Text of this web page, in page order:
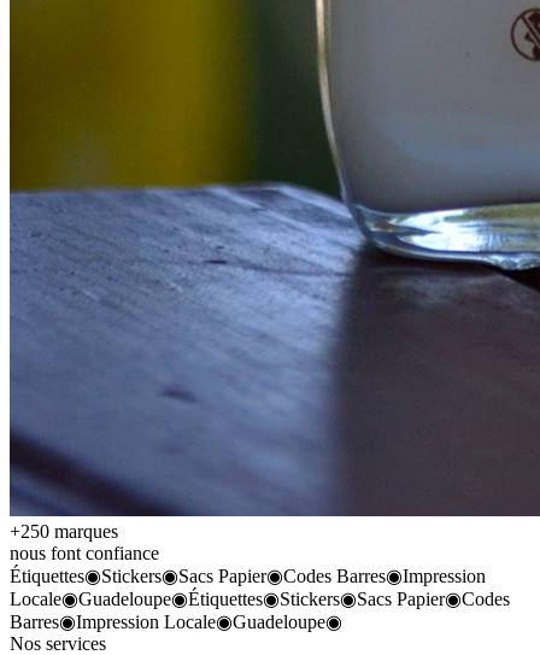
+250 marques
nous font confiance
Étiquettes◉Stickers◉Sacs Papier◉Codes Barres◉Impression
Locale◉Guadeloupe◉Étiquettes◉Stickers◉Sacs Papier◉Codes
Barres◉Impression Locale◉Guadeloupe◉
Nos services